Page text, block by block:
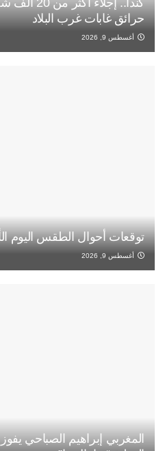
حرائق غابات غرب البلاد
أغسطس 9, 2026
توقعات أحوال الطقس اليوم
أغسطس 9, 2026
المغربي إبراهيم الصباحي